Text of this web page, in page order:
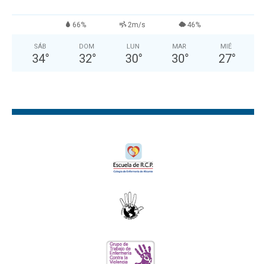
66% 2m/s 46%
SÁB
34°
DOM
32°
LUN
30°
MAR
30°
MIÉ
27°